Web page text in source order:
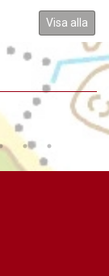
Visa alla